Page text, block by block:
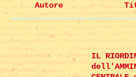
Autore
IL